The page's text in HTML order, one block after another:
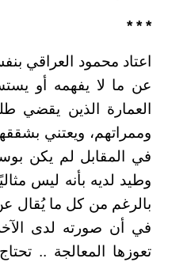
* * *
اعتاد محمود العراقي
عن ما لا يفهمه أو
العمارة الذين يقضي
وممراتهم، ويعتني
في المقابل لم يكن
وطيد لديه بأنه ليس
بالرغم من كل ما يُقال عن
في أن صورته لدى
تعوزها المعالجة ..